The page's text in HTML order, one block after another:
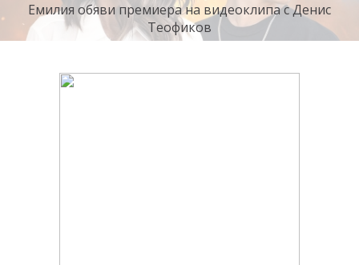
Емилия обяви премиера на видеоклипа с Денис
Теофиков